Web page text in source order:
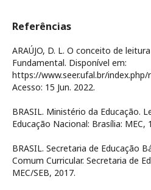
Referências
ARAÚJO, D. L. O conceito de
Fundamental. Disponível em:
https://www.seer.ufal.br/
Acesso: 15 Jun. 2022.
BRASIL. Ministério da Educação.
Educação Nacional: Brasília: MEC,
BRASIL. Secretaria de Educação
Comum Curricular. Secretaria de
MEC/SEB, 2017.